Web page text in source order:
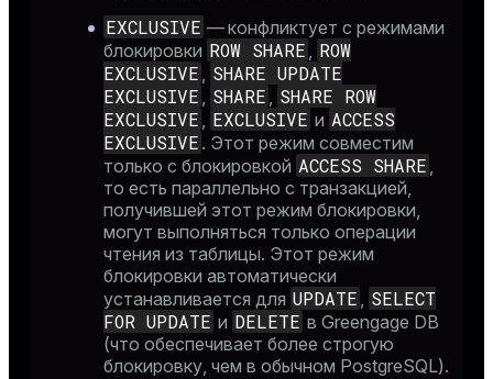
EXCLUSIVE — конфликтует с режимами
блокировки ROW SHARE , ROW
EXCLUSIVE , SHARE UPDATE
EXCLUSIVE , SHARE , SHARE ROW
EXCLUSIVE , EXCLUSIVE и ACCESS
EXCLUSIVE . Этот режим совместим
только с блокировкой ACCESS SHARE ,
то есть параллельно с транзакцией,
получившей этот режим блокировки,
могут выполняться только операции
чтения из таблицы. Этот режим
блокировки автоматически
устанавливается для UPDATE , SELECT
FOR UPDATE и DELETE в Greengage DB
(что обеспечивает более строгую
блокировку, чем в обычном PostgreSQL).